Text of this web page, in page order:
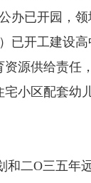
已开园，
开工建设
源供给责
小区配套幼
O三五年